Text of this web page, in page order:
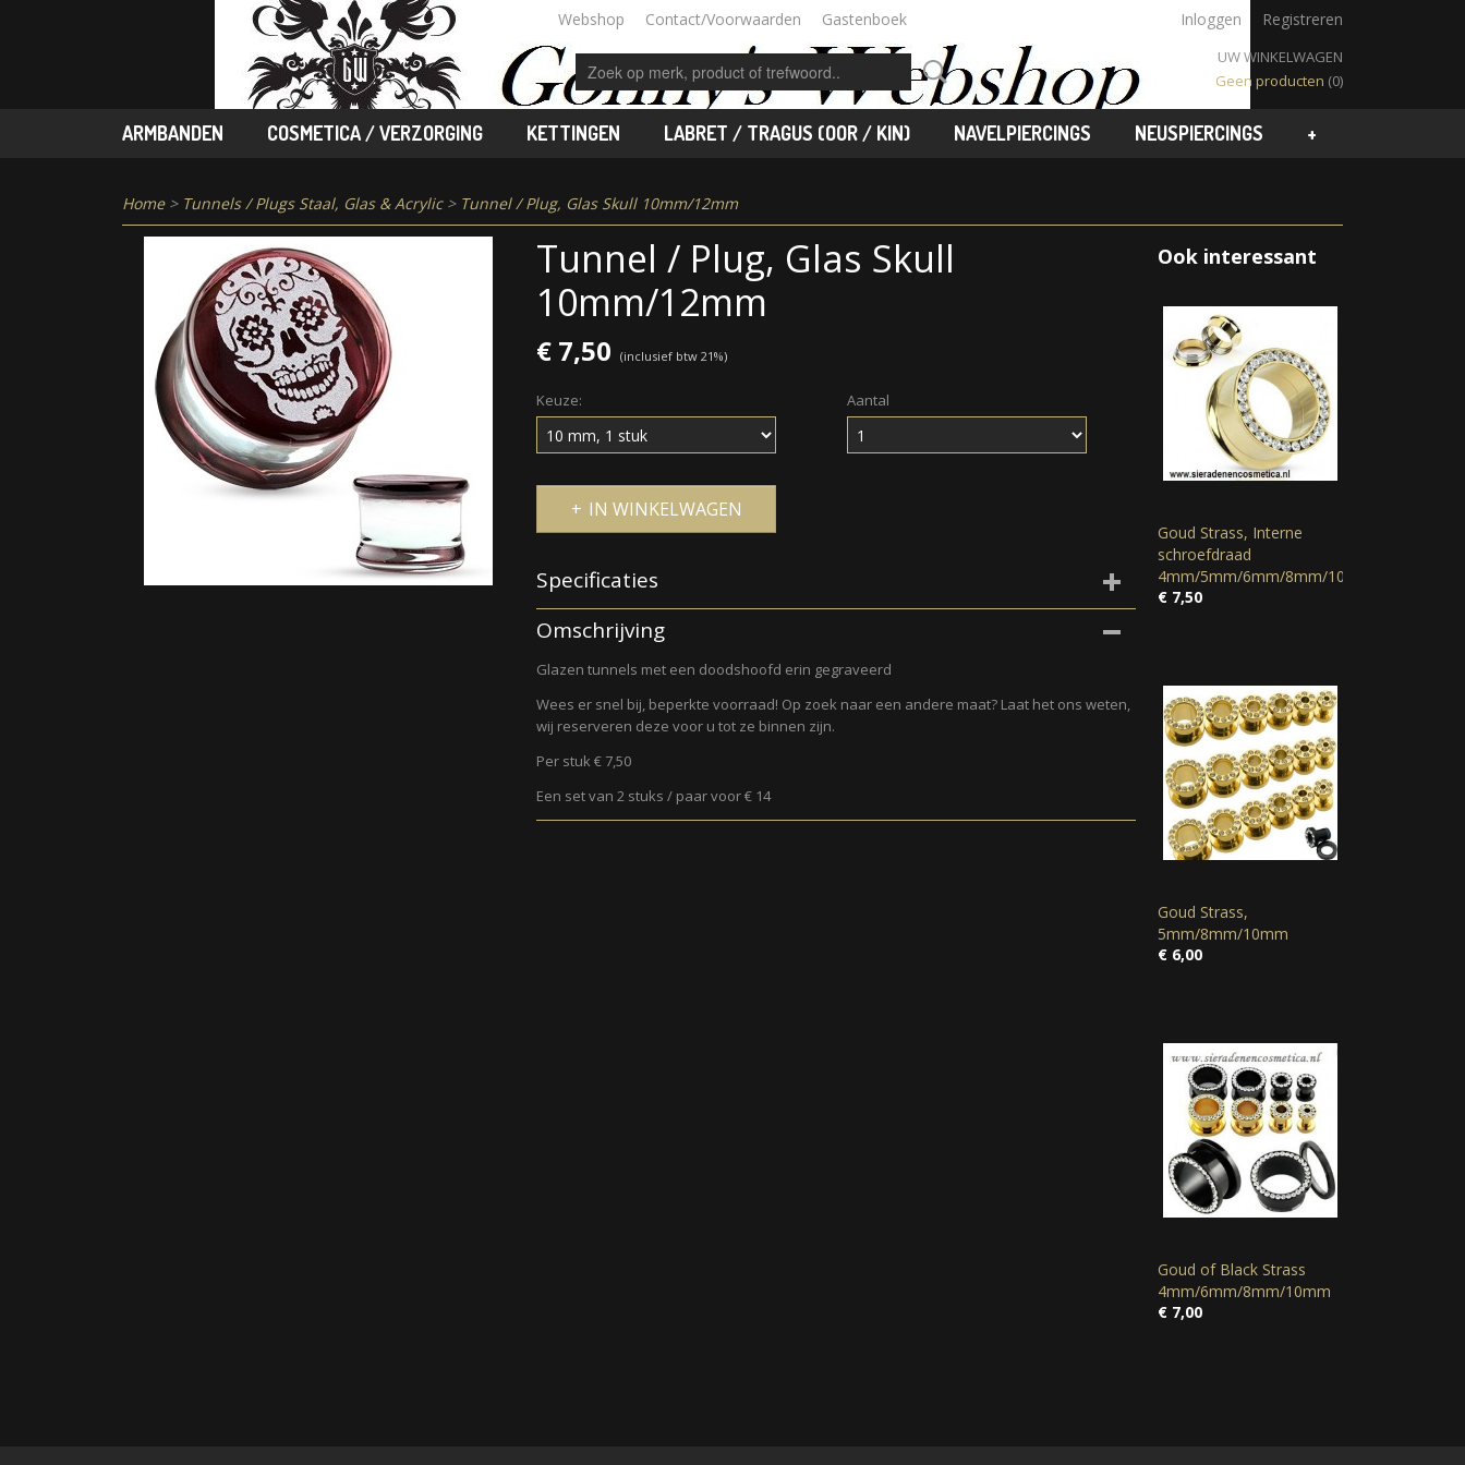
Webshop Contact/Voorwaarden Gastenboek Inloggen Registreren
UW WINKELWAGEN
Geen producten (0)
ARMBANDEN COSMETICA / VERZORGING KETTINGEN LABRET / TRAGUS (OOR / KIN) NAVELPIERCINGS NEUSPIERCINGS +
Home> Tunnels / Plugs Staal, Glas & Acrylic> Tunnel / Plug, Glas Skull 10mm/12mm
Tunnel / Plug, Glas Skull
10mm/12mm
€ 7,50 (inclusief btw 21%)
Keuze: Aantal
IN WINKELWAGEN
Specificaties
Productcode
Omschrijving
Glazen tunnels met een doodshoofd erin gegraveerd
Wees er snel bij, beperkte voorraad! Op zoek naar een andere maat? Laat het ons weten,
wij reserveren deze voor u tot ze binnen zijn.
Per stuk € 7,50
Een set van 2 stuks / paar voor € 14
Ook interessant
Goud Strass, Interne
schroefdraad
4mm/5mm/6mm/8mm/10mm/12mm/
€ 7,50
Goud Strass,
5mm/8mm/10mm
€ 6,00
Goud of Black Strass
4mm/6mm/8mm/10mm
€ 7,00